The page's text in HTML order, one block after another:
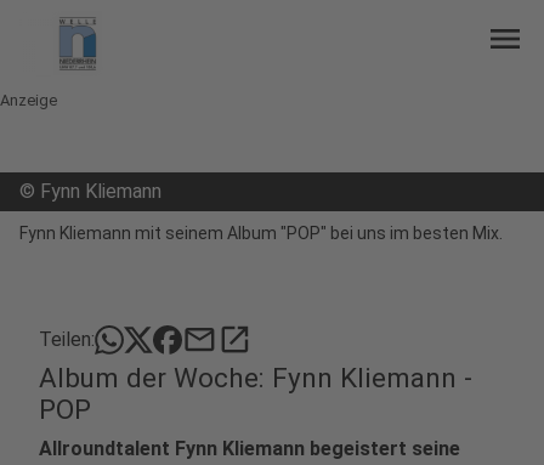
menu
Anzeige
© Fynn Kliemann
Fynn Kliemann mit seinem Album "POP" bei uns im besten Mix.
Teilen: mailopen_in_new
Album der Woche: Fynn Kliemann -
POP
Allroundtalent Fynn Kliemann begeistert seine